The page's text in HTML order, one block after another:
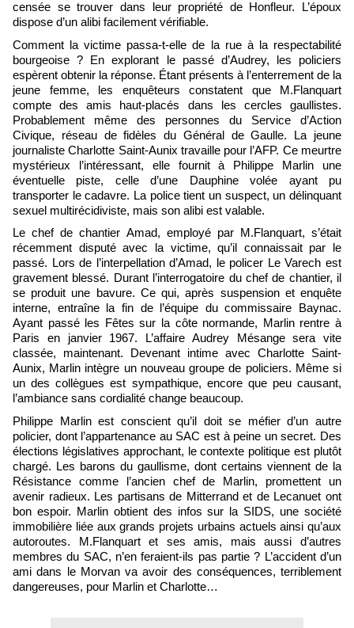
censée se trouver dans leur propriété de Honfleur. L’époux
dispose d’un alibi facilement vérifiable.
Comment la victime passa-t-elle de la rue à la respectabilité
bourgeoise ? En explorant le passé d’Audrey, les policiers
espèrent obtenir la réponse. Étant présents à l’enterrement de la
jeune femme, les enquêteurs constatent que M.Flanquart
compte des amis haut-placés dans les cercles gaullistes.
Probablement même des personnes du Service d’Action
Civique, réseau de fidèles du Général de Gaulle. La jeune
journaliste Charlotte Saint-Aunix travaille pour l’AFP. Ce meurtre
mystérieux l’intéressant, elle fournit à Philippe Marlin une
éventuelle piste, celle d’une Dauphine volée ayant pu
transporter le cadavre. La police tient un suspect, un délinquant
sexuel multirécidiviste, mais son alibi est valable.
Le chef de chantier Amad, employé par M.Flanquart, s’était
récemment disputé avec la victime, qu’il connaissait par le
passé. Lors de l’interpellation d’Amad, le policer Le Varech est
gravement blessé. Durant l’interrogatoire du chef de chantier, il
se produit une bavure. Ce qui, après suspension et enquête
interne, entraîne la fin de l’équipe du commissaire Baynac.
Ayant passé les Fêtes sur la côte normande, Marlin rentre à
Paris en janvier 1967. L’affaire Audrey Mésange sera vite
classée, maintenant. Devenant intime avec Charlotte Saint-
Aunix, Marlin intègre un nouveau groupe de policiers. Même si
un des collègues est sympathique, encore que peu causant,
l’ambiance sans cordialité change beaucoup.
Philippe Marlin est conscient qu’il doit se méfier d’un autre
policier, dont l’appartenance au SAC est à peine un secret. Des
élections législatives approchant, le contexte politique est plutôt
chargé. Les barons du gaullisme, dont certains viennent de la
Résistance comme l’ancien chef de Marlin, promettent un
avenir radieux. Les partisans de Mitterrand et de Lecanuet ont
bon espoir. Marlin obtient des infos sur la SIDS, une société
immobilière liée aux grands projets urbains actuels ainsi qu’aux
autoroutes. M.Flanquart et ses amis, mais aussi d’autres
membres du SAC, n’en feraient-ils pas partie ? L’accident d’un
ami dans le Morvan va avoir des conséquences, terriblement
dangereuses, pour Marlin et Charlotte…